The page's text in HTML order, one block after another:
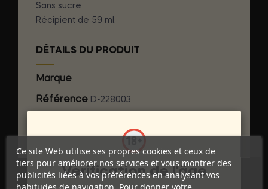
Sans sucre
Récipient de 59 ml.
DÉTAILS DU PRODUIT
Marque
Référence D-228003
Références spécifiques
Ce site Web utilise ses propres cookies et ceux de
tiers pour améliorer nos services et vous montrer des
publicités liées à vos préférences en analysant vos
Vérification de l'âge